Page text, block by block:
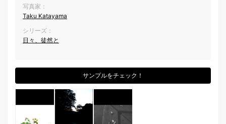
写真家：
Taku Katayama
シリーズ：
日々、徒然と
サンプルをチェック！